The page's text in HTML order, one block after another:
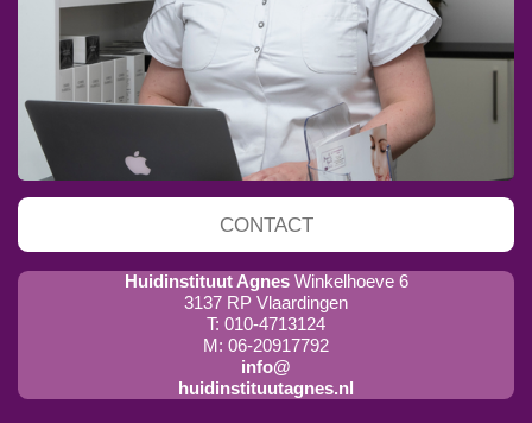
CONTACT
Huidinstituut Agnes Winkelhoeve 6
3137 RP Vlaardingen
T: 010-4713124
M: 06-20917792
info@
huidinstituutagnes.nl